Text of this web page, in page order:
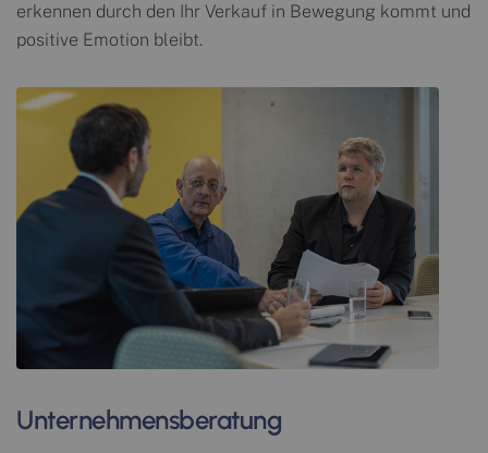
erkennen durch den Ihr Verkauf in Bewegung kommt und
positive Emotion bleibt.
Unternehmensberatung